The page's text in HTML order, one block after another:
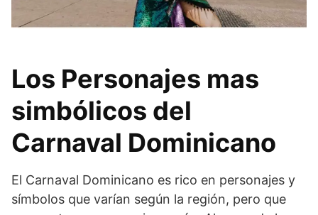
Los Personajes mas
simbólicos del
Carnaval Dominicano
El Carnaval Dominicano es rico en personajes y
símbolos que varían según la región, pero que